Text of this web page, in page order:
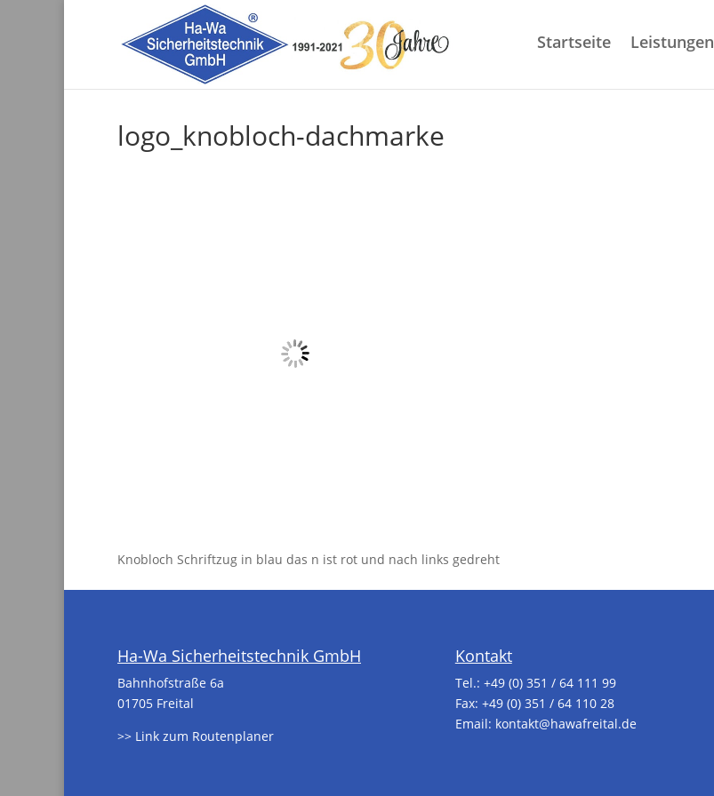
Startseite Leistungen
logo_knobloch-dachmarke
Knobloch Schriftzug in blau das n ist rot und nach links gedreht
Ha-Wa Sicherheitstechnik GmbH
Bahnhofstraße 6a
01705 Freital
>> Link zum Routenplaner
Kontakt
Tel.: +49 (0) 351 / 64 111 99
Fax: +49 (0) 351 / 64 110 28
Email: kontakt@hawafreital.de